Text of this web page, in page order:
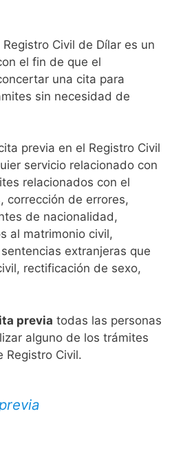
Civil de Dílar es un
el fin de que el
una cita para
sin necesidad de
previa en el Registro Civil
servicio relacionado con
relacionados con el
corrección de errores,
de nacionalidad,
al matrimonio civil,
extranjeras que
rectificación de sexo,
previa todas las personas
alguno de los trámites
Registro Civil.​